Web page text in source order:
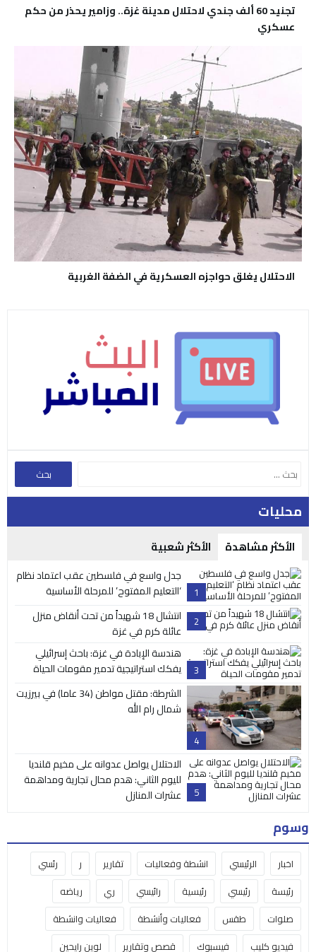
تجنيد 60 ألف جندي لاحتلال مدينة غزة.. وزامير يحذر من حكم
عسكري
الاحتلال يغلق حواجزه العسكرية في الضفة الغربية
محليات
الأكثر مشاهدة الأكثر شعبية
1
جدل واسع في فلسطين عقب اعتماد نظام
‘التعليم المفتوح’ للمرحلة الأساسية
2
انتشال 18 شهيداً من تحت أنقاض منزل
عائلة كرم في غزة
3
هندسة الإبادة في غزة: باحث إسرائيلي
يفكك استراتيجية تدمير مقومات الحياة
4
الشرطة: مقتل مواطن (34 عاما) في بيرزيت
شمال رام الله
5
الاحتلال يواصل عدوانه على مخيم قلنديا
لليوم الثاني: هدم محال تجارية ومداهمة
عشرات المنازل
وسوم
اخبار الرئيسي انشطة وفعاليات تقارير ر
رئسي
رئيسة
رئيسي رئيسية رائيسي ري
رياضه
صلوات
طقس فعاليات وأنشطة
فعاليات وانشطة
فيديو كليب
فيسبوك قصص وتقارير لوين رايحين